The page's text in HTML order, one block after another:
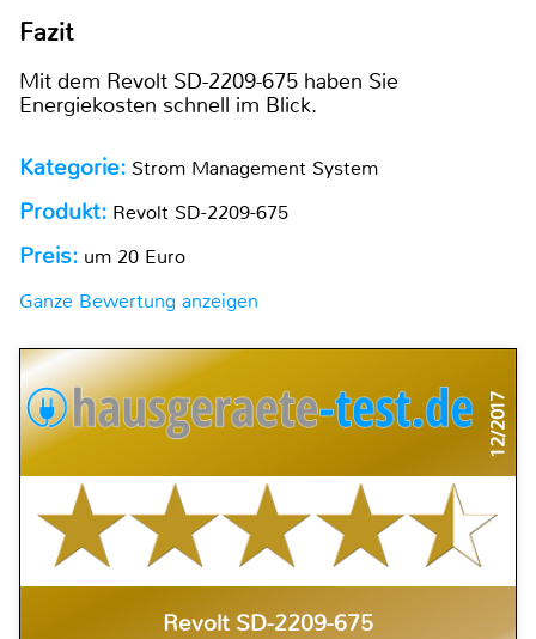
Fazit
Mit dem Revolt SD-2209-675 haben Sie
Energiekosten schnell im Blick.
Kategorie: Strom Management System
Produkt: Revolt SD-2209-675
Preis: um 20 Euro
Ganze Bewertung anzeigen
12/2017
Revolt SD-2209-675